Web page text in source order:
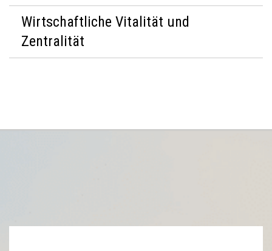
Wirtschaftliche Vitalität und
Zentralität